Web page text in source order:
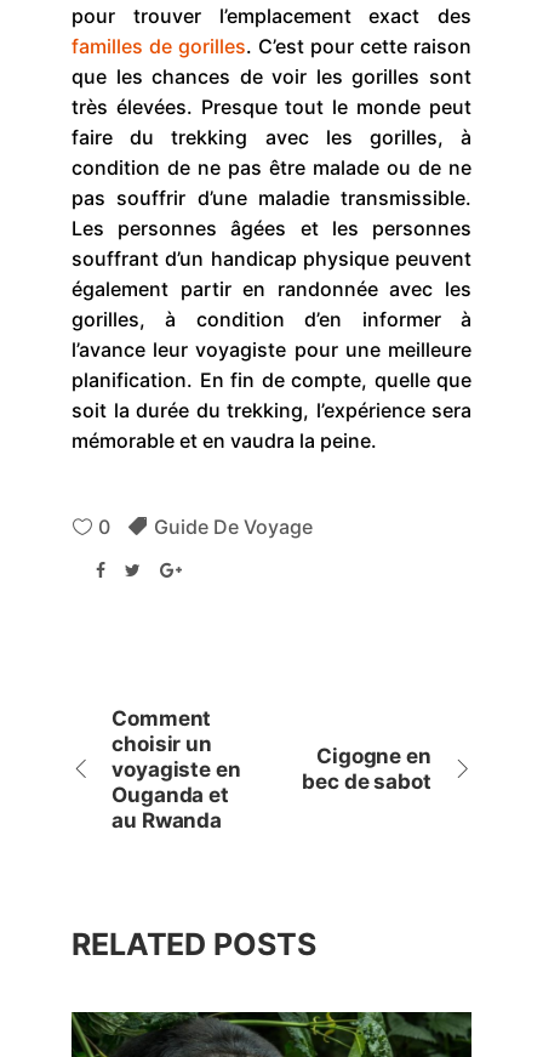
pour trouver l’emplacement exact des
familles de gorilles. C’est pour cette raison
que les chances de voir les gorilles sont
très élevées. Presque tout le monde peut
faire du trekking avec les gorilles, à
condition de ne pas être malade ou de ne
pas souffrir d’une maladie transmissible.
Les personnes âgées et les personnes
souffrant d’un handicap physique peuvent
également partir en randonnée avec les
gorilles, à condition d’en informer à
l’avance leur voyagiste pour une meilleure
planification. En fin de compte, quelle que
soit la durée du trekking, l’expérience sera
mémorable et en vaudra la peine.
0 Guide De Voyage
Comment
choisir un
voyagiste en
Ouganda et
au Rwanda
Cigogne en
bec de sabot
RELATED POSTS